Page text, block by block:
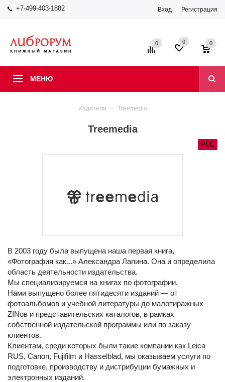
+7-499-403-1882 Вход Регистрация
МЕНЮ
0 0 0
Издатели - Treemedia
Treemedia
РСС
В 2003 году была выпущена наша первая книга,
«Фотография как...» Александра Лапина. Она и определила
область деятельности издательства.
Мы специализируемся на книгах по фотографии.
Нами выпущено более пятидесяти изданий — от
фотоальбомов и учебной литературы до малотиражных
ZINов и представительских каталогов, в рамках
собственной издательской программы или по заказу
клиентов.
Клиентам, среди которых были такие компании как Leica
RUS, Canon, Fujifilm и Hasselblad, мы оказываем услуги по
подготовке, производству и дистрибуции бумажных и
электронных изданий.